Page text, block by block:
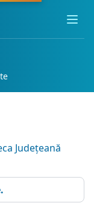
Județeană